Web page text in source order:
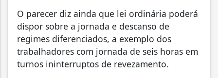
O parecer diz ainda que lei ordinária poderá
dispor sobre a jornada e descanso de
regimes diferenciados, a exemplo dos
trabalhadores com jornada de seis horas em
turnos ininterruptos de revezamento.